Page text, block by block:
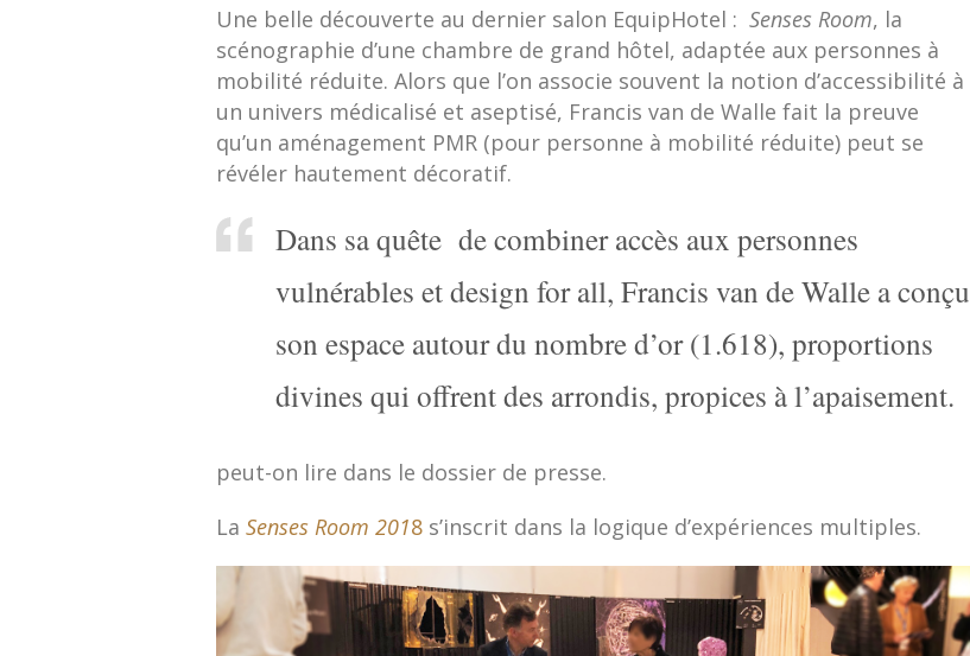
Une belle découverte au dernier salon EquipHotel : Senses Room, la
scénographie d’une chambre de grand hôtel, adaptée aux personnes à
mobilité réduite. Alors que l’on associe souvent la notion d’accessibilité à
un univers médicalisé et aseptisé, Francis van de Walle fait la preuve
qu’un aménagement PMR (pour personne à mobilité réduite) peut se
révéler hautement décoratif.
Dans sa quête de combiner accès aux personnes
vulnérables et design for all, Francis van de Walle a conçu
son espace autour du nombre d’or (1.618), proportions
divines qui offrent des arrondis, propices à l’apaisement.
peut-on lire dans le dossier de presse.
La Senses Room 2018 s’inscrit dans la logique d’expériences multiples.